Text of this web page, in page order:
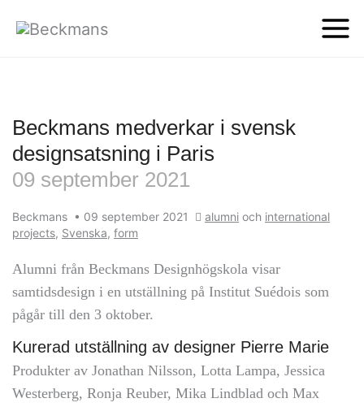
Beckmans medverkar i svensk
designsatsning i Paris
09 september 2021
Beckmans • 09 september 2021 alumni och international
projects, Svenska, form
Alumni från Beckmans Designhögskola visar
samtidsdesign i en utställning på Institut Suédois som
pågår till den 3 oktober.
Kurerad utställning av designer Pierre Marie
Produkter av Jonathan Nilsson, Lotta Lampa, Jessica
Westerberg, Ronja Reuber, Mika Lindblad och Max